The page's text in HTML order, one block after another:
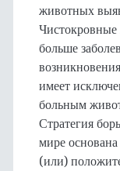
животных
больше
имеет
больным
Стратегия
мире
(или)